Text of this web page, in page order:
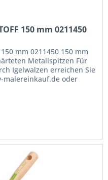
150 mm 0211450
150 mm 0211450 150 mm
Metallspitzen Für
Igelwalzen erreichen Sie
malereinkauf.de oder